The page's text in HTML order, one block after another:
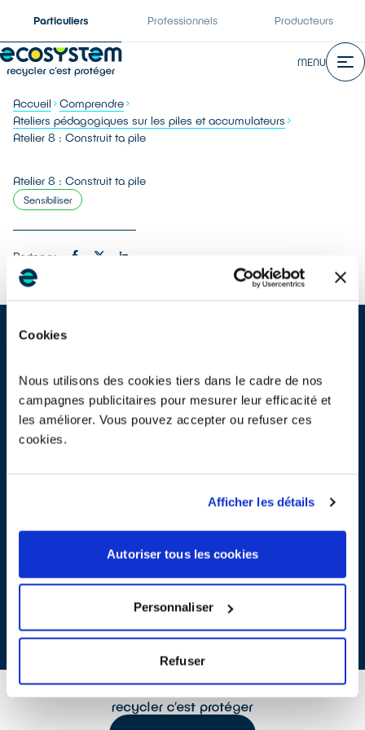
Cookies
Nous utilisons des cookies tiers dans le cadre de nos
campagnes publicitaires pour mesurer leur efficacité et
les améliorer. Vous pouvez accepter ou refuser ces
cookies.
Afficher les détails
Autoriser tous les cookies
Personnaliser
Refuser
Particuliers Professionnels Producteurs
MENU
Accueil
Comprendre
Ateliers pédagogiques sur les piles et accumulateurs
Atelier 8 : Construit ta pile
Atelier 8 : Construit ta pile
Sensibiliser
Partager :
Faire comprendre la différence entre pile et batterie.
Applications :
Savoir créer et détecter une énergie thermique et électrique.
Atelier 8 : Construis ta pilePDF - 540 ko